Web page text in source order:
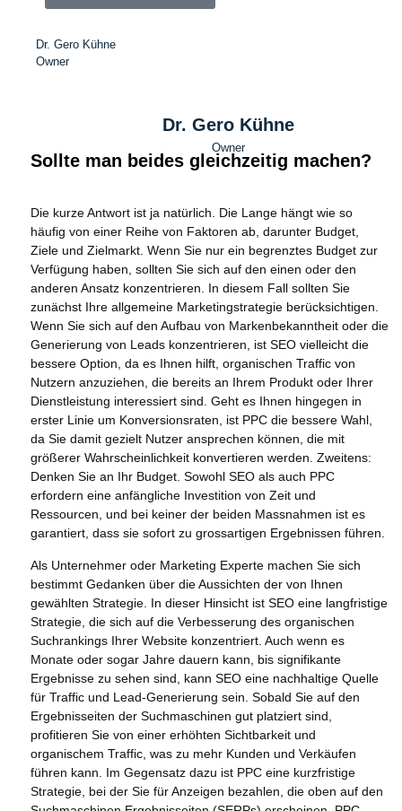
Dr. Gero Kühne
Owner
Dr. Gero Kühne
Owner
Sollte man beides gleichzeitig machen?
Die kurze Antwort ist ja natürlich. Die Lange hängt wie so
häufig von einer Reihe von Faktoren ab, darunter Budget,
Ziele und Zielmarkt. Wenn Sie nur ein begrenztes Budget zur
Verfügung haben, sollten Sie sich auf den einen oder den
anderen Ansatz konzentrieren. In diesem Fall sollten Sie
zunächst Ihre allgemeine Marketingstrategie berücksichtigen.
Wenn Sie sich auf den Aufbau von Markenbekanntheit oder die
Generierung von Leads konzentrieren, ist SEO vielleicht die
bessere Option, da es Ihnen hilft, organischen Traffic von
Nutzern anzuziehen, die bereits an Ihrem Produkt oder Ihrer
Dienstleistung interessiert sind. Geht es Ihnen hingegen in
erster Linie um Konversionsraten, ist PPC die bessere Wahl,
da Sie damit gezielt Nutzer ansprechen können, die mit
größerer Wahrscheinlichkeit konvertieren werden. Zweitens:
Denken Sie an Ihr Budget. Sowohl SEO als auch PPC
erfordern eine anfängliche Investition von Zeit und
Ressourcen, und bei keiner der beiden Massnahmen ist es
garantiert, dass sie sofort zu grossartigen Ergebnissen führen.
Als Unternehmer oder Marketing Experte machen Sie sich
bestimmt Gedanken über die Aussichten der von Ihnen
gewählten Strategie. In dieser Hinsicht ist SEO eine langfristige
Strategie, die sich auf die Verbesserung des organischen
Suchrankings Ihrer Website konzentriert. Auch wenn es
Monate oder sogar Jahre dauern kann, bis signifikante
Ergebnisse zu sehen sind, kann SEO eine nachhaltige Quelle
für Traffic und Lead-Generierung sein. Sobald Sie auf den
Ergebnisseiten der Suchmaschinen gut platziert sind,
profitieren Sie von einer erhöhten Sichtbarkeit und
organischem Traffic, was zu mehr Kunden und Verkäufen
führen kann. Im Gegensatz dazu ist PPC eine kurzfristige
Strategie, bei der Sie für Anzeigen bezahlen, die oben auf den